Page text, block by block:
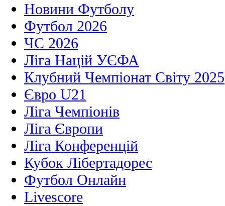
Новини Футболу
Футбол 2026
ЧС 2026
Ліга Націй УЄФА
Клубний Чемпіонат Світу 2025
Євро U21
Ліга Чемпіонів
Ліга Європи
Ліга Конференцій
Кубок Лібертадорес
Футбол Онлайн
Livescore